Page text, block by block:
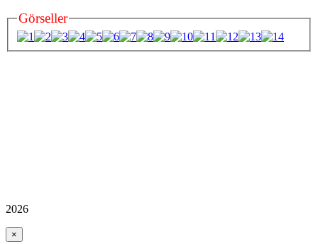
Görseller
2026
×